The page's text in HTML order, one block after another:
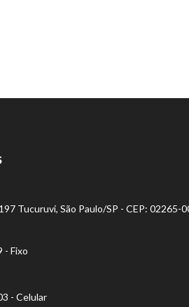
Tucuruvi, São Paulo/SP - CEP: 02265-
- Fixo
- Celular